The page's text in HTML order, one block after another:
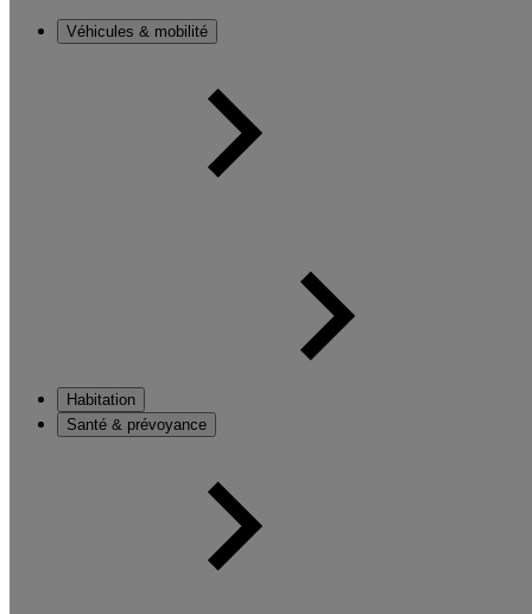
Véhicules & mobilité
Habitation
Santé & prévoyance